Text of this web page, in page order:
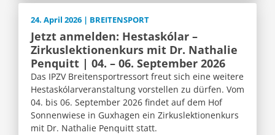
24. April 2026 | BREITENSPORT
Jetzt anmelden: Hestaskólar –
Zirkuslektionenkurs mit Dr. Nathalie
Penquitt | 04. – 06. September 2026
Das IPZV Breitensportressort freut sich eine weitere
Hestaskólarveranstaltung vorstellen zu dürfen. Vom
04. bis 06. September 2026 findet auf dem Hof
Sonnenwiese in Guxhagen ein Zirkuslektionenkurs
mit Dr. Nathalie Penquitt statt.